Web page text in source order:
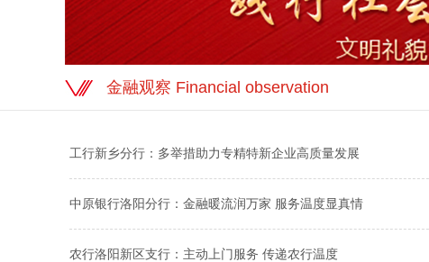
金融观察 Financial observation
工行新乡分行：多举措助力专精特新企业高质量发展
中原银行洛阳分行：金融暖流润万家 服务温度显真情
农行洛阳新区支行：主动上门服务 传递农行温度